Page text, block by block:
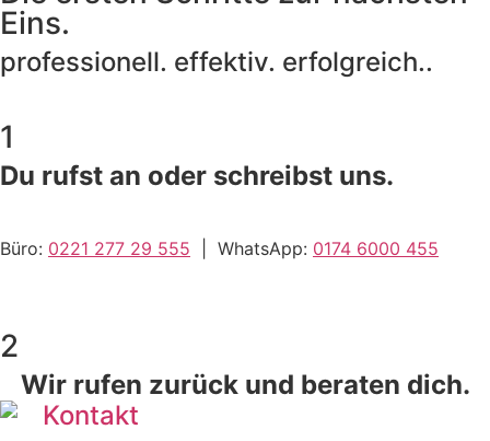
Eins.
professionell. effektiv. erfolgreich..
1
Du rufst an oder schreibst uns.
Büro: 0221 277 29 555 | WhatsApp: 0174 6000 455
2
Wir rufen zurück und beraten dich.